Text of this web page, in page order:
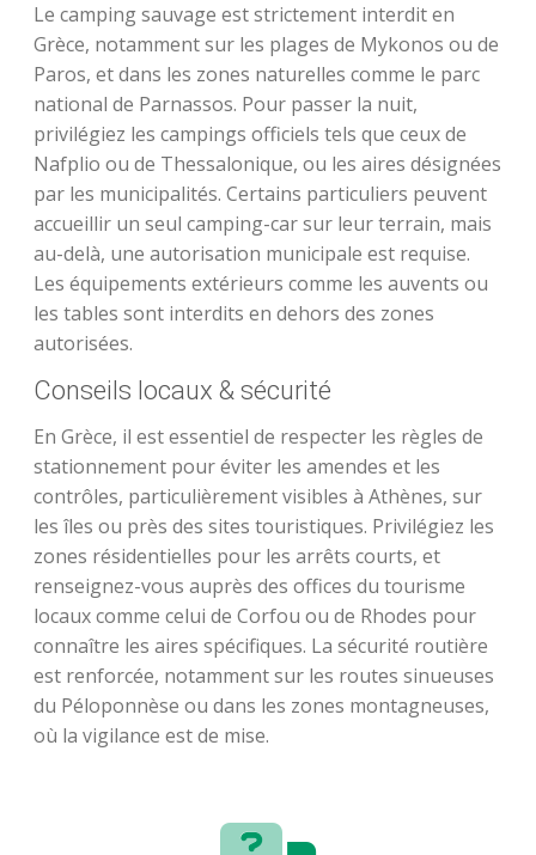
Le camping sauvage est strictement interdit en
Grèce, notamment sur les plages de Mykonos ou de
Paros, et dans les zones naturelles comme le parc
national de Parnassos. Pour passer la nuit,
privilégiez les campings officiels tels que ceux de
Nafplio ou de Thessalonique, ou les aires désignées
par les municipalités. Certains particuliers peuvent
accueillir un seul camping-car sur leur terrain, mais
au-delà, une autorisation municipale est requise.
Les équipements extérieurs comme les auvents ou
les tables sont interdits en dehors des zones
autorisées.
Conseils locaux & sécurité
En Grèce, il est essentiel de respecter les règles de
stationnement pour éviter les amendes et les
contrôles, particulièrement visibles à Athènes, sur
les îles ou près des sites touristiques. Privilégiez les
zones résidentielles pour les arrêts courts, et
renseignez-vous auprès des offices du tourisme
locaux comme celui de Corfou ou de Rhodes pour
connaître les aires spécifiques. La sécurité routière
est renforcée, notamment sur les routes sinueuses
du Péloponnèse ou dans les zones montagneuses,
où la vigilance est de mise.